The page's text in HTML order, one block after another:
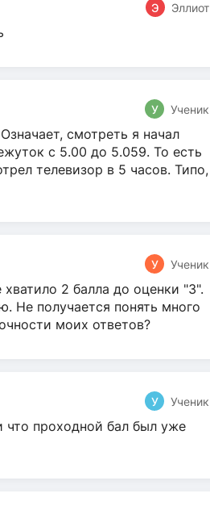
Э Эллиот
У Ученик
смотреть я начал
с 5.00 до 5.059. То есть
телевизор в 5 часов. Типо,
У Ученик
2 балла до оценки "3".
Не получается понять много
моих ответов?
У Ученик
что проходной бал был уже